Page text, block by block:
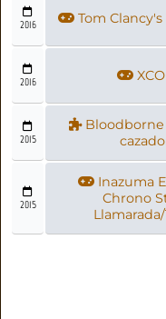
2016 Tom
2016
2015
Bloodborne
2015
Inazuma
Chrono